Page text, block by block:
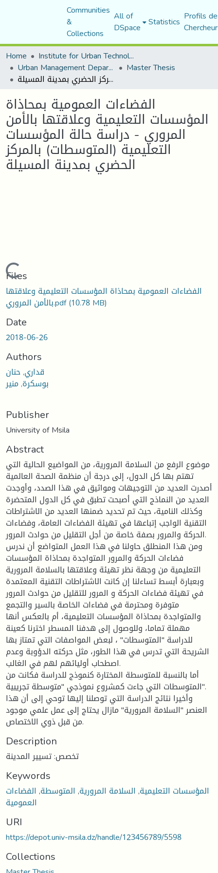
Communities
&
Collections
All of
DSpace Statistics Profils
Home
Institute for Urban Technology Management
Urban Management Department Master Thesis
الفضاءات العمومية بمحاذاة المؤسسات التعليمية وعلاقتها بالأمن المروري - دراسة حالة المؤسسات التعليمية (المتوسطات) بالمركز الحضري بمدينة المسيلة
الفضاءات العمومية بمحاذاة
المؤسسات التعليمية وعلاقتها بالأمن
المروري - دراسة حالة المؤسسات
التعليمية (المتوسطات) بالمركز
الحضري بمدينة المسيلة
Loading...
Files
الفضاءات العمومية بمحاذاة المؤسسات التعليمية وعلاقتها
بالأمن المروري.pdf(10.78 MB)
Date
2018-06-26
Authors
قداري, حنان
بوسكرة, منير
Publisher
University of Msila
Abstract
موضوع الرفع من السلامة المرورية، من المواضيع الحالية التي
تهتم بها كل الدول، إلى درجة أن منظمة الصحة العالمية
أصدرت العديد من التوجيهات ومواثيق في هذا الصدد، وأوجدت
العديد من النماذج التي أصبحت تطبق في كل الدول المتحضرة
وكذلك النامية، حيث تم تحديد ضمنها العديد من الاشتراطات
التقنية الواجب إتباعها في تهيئة الفضاءات العامة، وفضاءات
الحركة والمرور بصفة خاصة من أجل التقليل من حوادث المرور.
ومن هذا المنطلق حاولنا في هذا العمل المتواضع أن ندرس
فضاءات الحركة والمرور المتواجدة بمحاذاة المؤسسات
التعليمية من وجهة نظر تهيئة وعلاقتها بالسلامة المرورية
وبعبارة أبسط تساءلنا إن كانت الاشتراطات التقنية المعتمدة
في تهيئة فضاءات الحركة و المرور للتقليل من حوادث المرور
متوفرة ومحترمة في فضاءات الخاصة بالسير والتجمع
والمتواجدة بمحاذاة المؤسسات التعليمية، أم بالعكس أنها
مهملة تماما، وللوصول إلى هدفنا المسطر اخترنا كعينة
للدراسة "المتوسطات" ، لبعض المواصفات التي تمتاز بها
الشريحة التي تدرس في هذا الطور، مثل حركته الدؤوبة وعدم
اصطحاب أوليائهم لهم في الغالب.
أما بالنسبة للمتوسطة المختارة كنموذج للدراسة فكانت من
المتوسطات التي جاءت كمشروع نموذجي "متوسطة تجريبية".
وأخيرا نتائج الدراسة التي توصلنا إليها توحي إلى أن هذا
العنصر "السلامة المرورية" مازال يحتاج إلى عمل علمي موجود
من قبل ذوي الاختصاص.
Description
تخصص: تسيير المدينة
Keywords
المؤسسات التعليمية, السلامة المرورية, المتوسطة, الفضاءات
العمومية
URI
https://depot.univ-msila.dz/handle/123456789/5598
Collections